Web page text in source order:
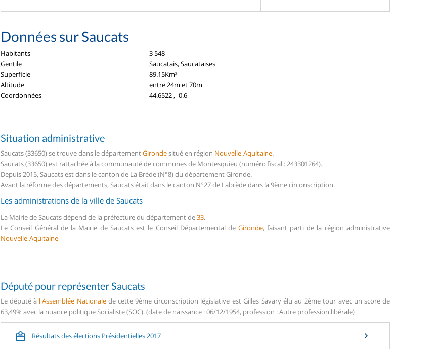
Données sur Saucats
Habitants
3 548
Gentile
Saucatais, Saucataises
Superficie
89.15Km²
Altitude
entre 24m et 70m
Coordonnées
44.6522 , -0.6
Situation administrative
Saucats (33650) se trouve dans le départementGirondesitué en région Nouvelle-Aquitaine.
Saucats (33650) est rattachée à la communauté de communes de Montesquieu (numéro fiscal : 243301264).
Depuis 2015, Saucats est dans le canton de La Brède (N°8) du département Gironde.
Avant la réforme des départements, Saucats était dans le canton N°27 de Labrède dans la 9ème circonscription.
Les administrations de la ville de Saucats
La Mairie de Saucats dépend de la préfecture du département de33.
Le Conseil Général de la Mairie de Saucats est le Conseil Départemental deGironde, faisant parti de la région administrative
Nouvelle-Aquitaine
Député pour représenter Saucats
Le député à l'Assemblée Nationalede cette 9ème circonscription législative est Gilles Savary élu au 2ème tour avec un score de
63,49% avec la nuance politique Socialiste (SOC). (date de naissance : 06/12/1954, profession : Autre profession libérale)
Résultats des élections Présidentielles 2017